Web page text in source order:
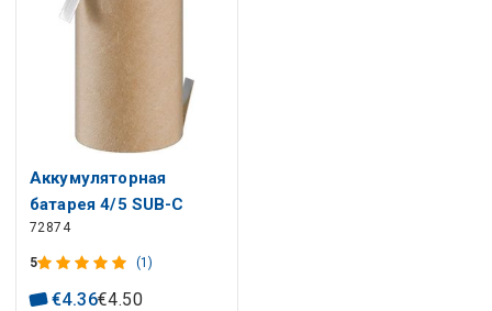
Аккумуляторная
батарея 4/5 SUB-C
(4/5SC) 1.2V 2000mAh
Ni-Mh Solder tail (Z)
72874
5 (1)
€4.36€4.50